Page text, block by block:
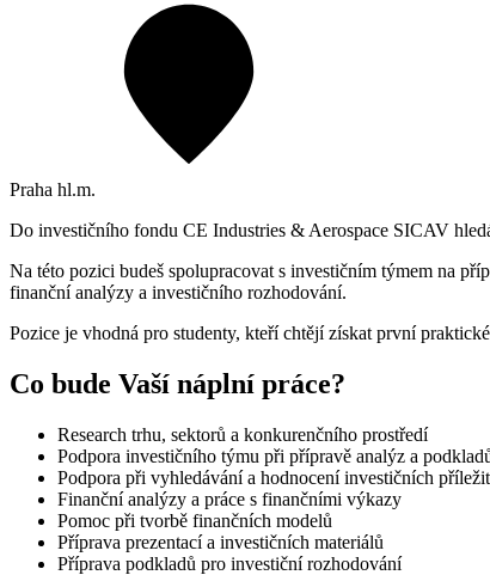
Praha hl.m.
Do investičního fondu CE Industries & Aerospace SICAV
Na této pozici budeš spolupracovat s investičním týmem na
finanční analýzy a investičního rozhodování.
Pozice je vhodná pro studenty, kteří chtějí získat první
Co bude Vaší náplní práce?
Research trhu, sektorů a konkurenčního prostředí
Podpora investičního týmu při přípravě analýz a
Podpora při vyhledávání a hodnocení investičních
Finanční analýzy a práce s finančními výkazy
Pomoc při tvorbě finančních modelů
Příprava prezentací a investičních materiálů
Příprava podkladů pro investiční rozhodování